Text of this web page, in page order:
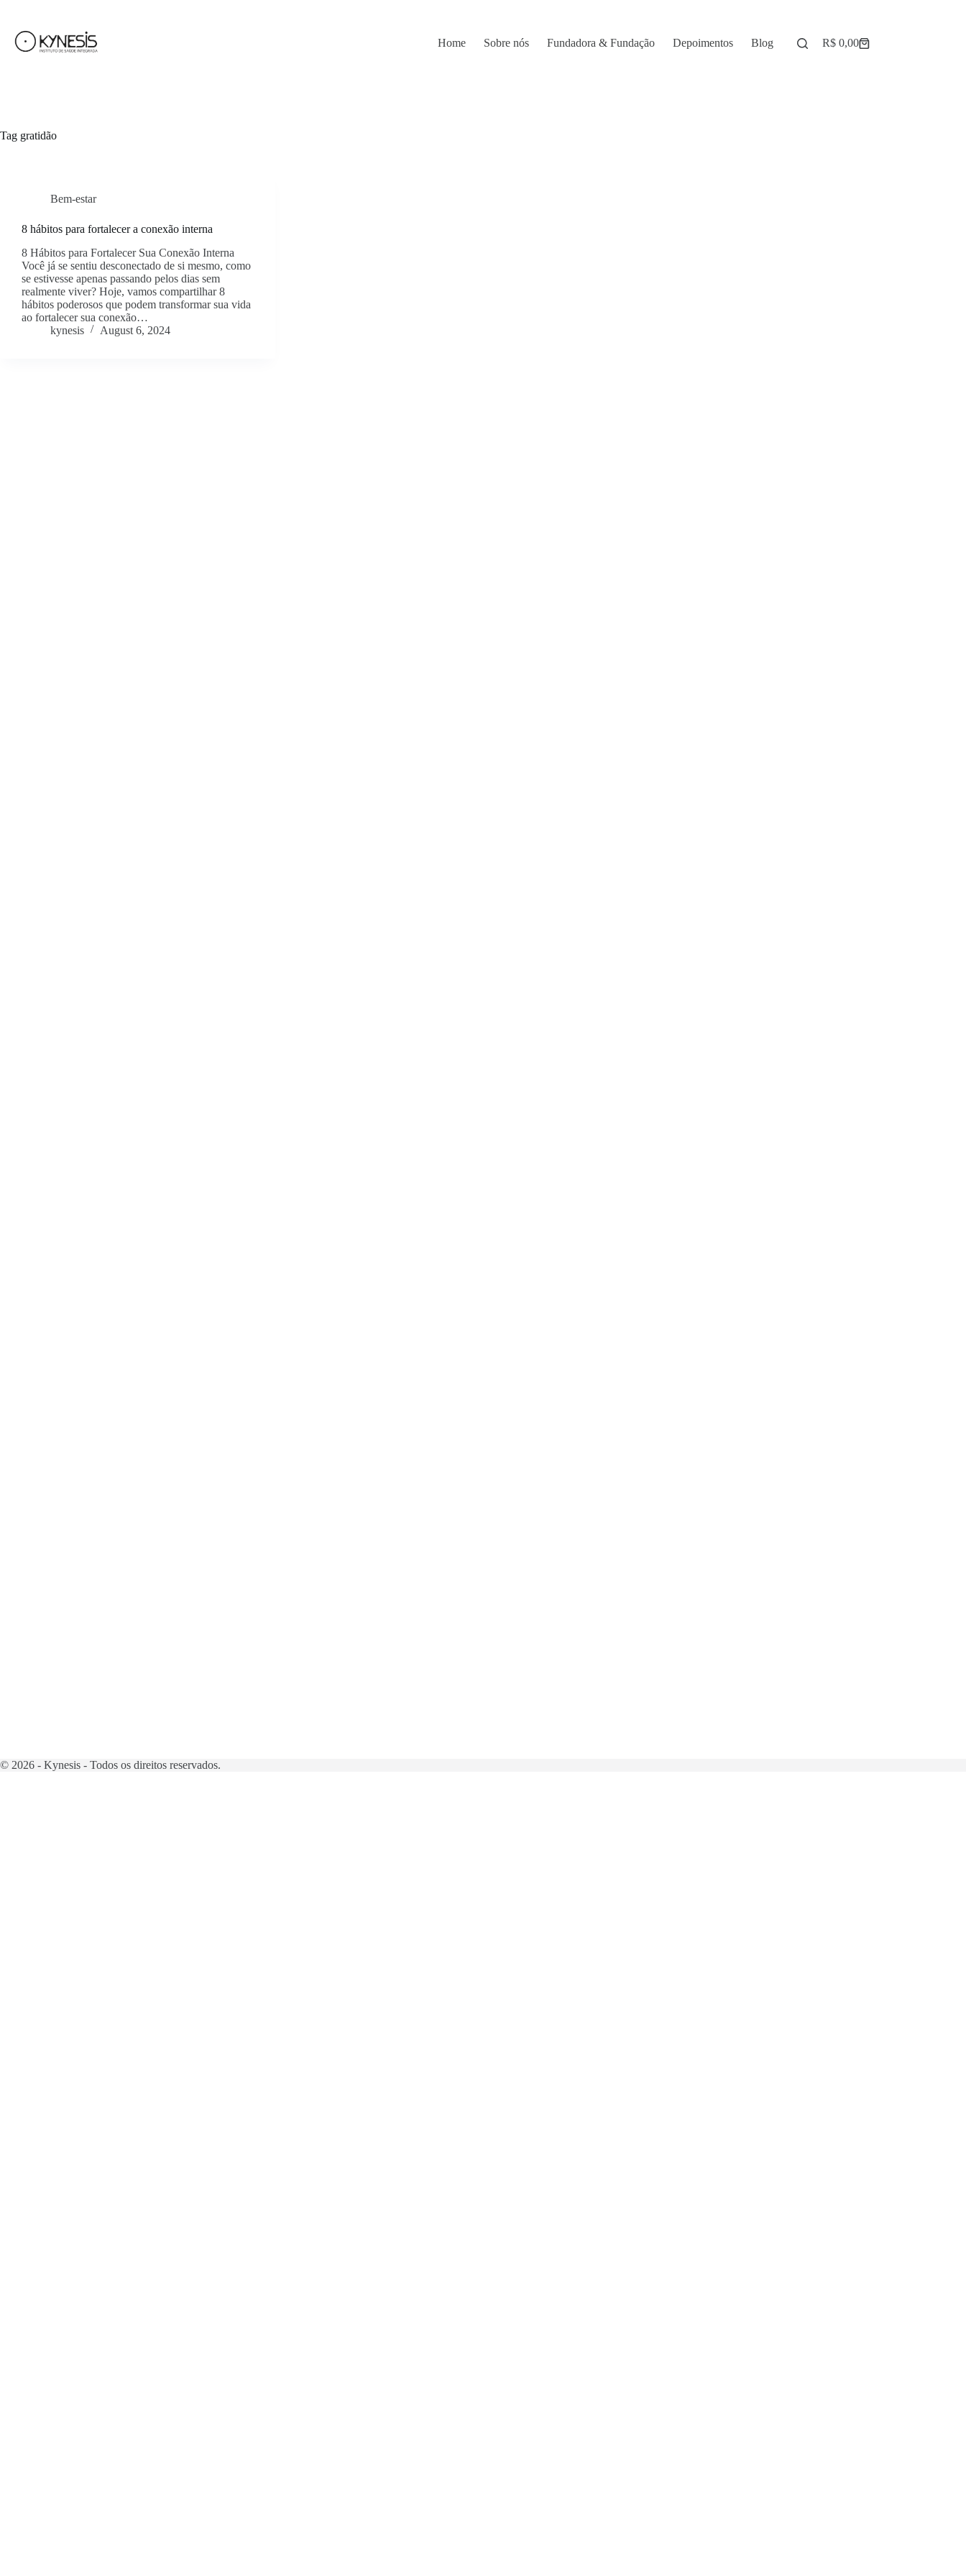
Home Sobre nós Fundadora & Fundação Depoimentos Blog R$0,00
Tag gratidão
Bem-estar
8 hábitos para fortalecer a conexão interna
8 Hábitos para Fortalecer Sua Conexão Interna
Você já se sentiu desconectado de si mesmo, como
se estivesse apenas passando pelos dias sem
realmente viver? Hoje, vamos compartilhar 8
hábitos poderosos que podem transformar sua vida
ao fortalecer sua conexão…
kynesis
August 6, 2024
© 2026 - Kynesis - Todos os direitos reservados.